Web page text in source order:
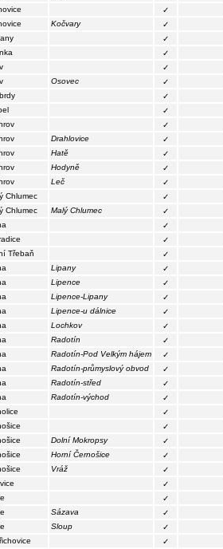
✓
Kočvary
✓
✓
✓
✓
Osovec
✓
✓
✓
✓
Drahlovice
✓
Hatě
✓
Hodyně
✓
Leč
✓
Chlumec
✓
Chlumec Malý Chlumec
✓
✓
✓
Třebaň
✓
Lipany
✓
Lipence
✓
Lipence-Lipany
✓
Lipence-u dálnice
✓
Lochkov
✓
Radotín
✓
Radotín-Pod Velkým hájem
✓
Radotín-průmyslový obvod
✓
Radotín-střed
✓
Radotín-východ
✓
✓
✓
Dolní Mokropsy
✓
Horní Černošice
✓
Vráž
✓
✓
✓
Sázava
✓
Sloup
✓
✓